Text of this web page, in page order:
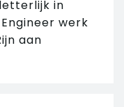
in
werk
aan